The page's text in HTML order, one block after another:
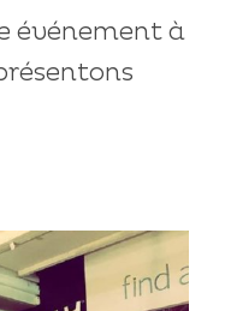
événement à